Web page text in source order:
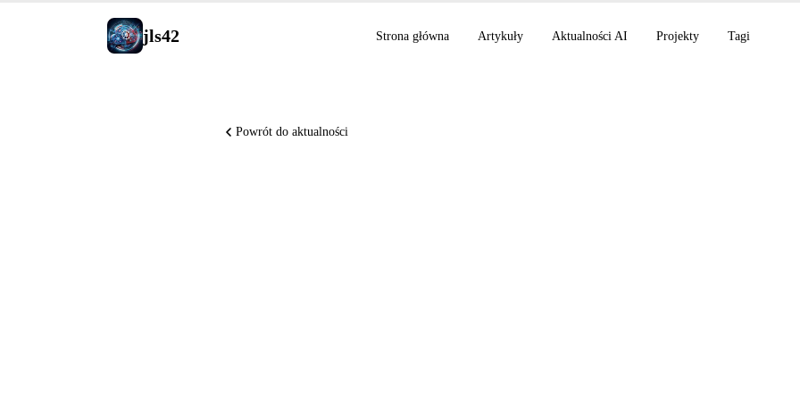
jls42 Strona główna Artykuły Aktualności AI Projekty Tagi
Powrót do aktualności